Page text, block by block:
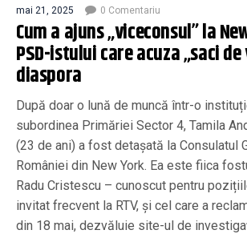
mai 21, 2025 0 Comentariu
Cum a ajuns „viceconsul” la
PSD-istului care acuza „saci
diaspora
După doar o lună de muncă într-o
subordinea Primăriei Sector 4, Tamila
(23 de ani) a fost detașată la Consulatul
României din New York. Ea este fiica
Radu Cristescu – cunoscut pentru
invitat frecvent la RTV, și cel care a
din 18 mai, dezvăluie site-ul de